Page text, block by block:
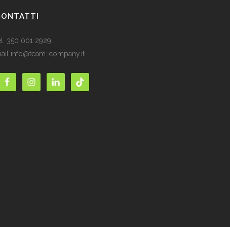
350 001 2929
info@team-company.it